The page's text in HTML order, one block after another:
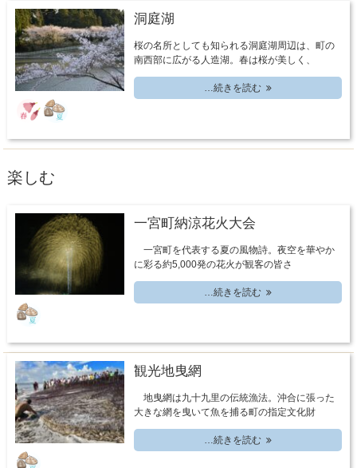
洞庭湖
桜の名所としても知られる洞庭湖周辺は、町の
南西部に広がる人造湖。春は桜が美しく、
…続きを読む
楽しむ
一宮町納涼花火大会
一宮町を代表する夏の風物詩。夜空を華やか
に彩る約5,000発の花火が観客の皆さ
…続きを読む
観光地曳網
地曳網は九十九里の伝統漁法。沖合に張った
大きな網を曳いて魚を捕る町の指定文化財
…続きを読む